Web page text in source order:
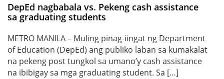
DepEd nagbabala vs. Pekeng cash assistance
sa graduating students
METRO MANILA – Muling pinag-iingat ng Department
of Education (DepEd) ang publiko laban sa kumakalat
na pekeng post tungkol sa umano’y cash assistance
na ibibigay sa mga graduating student. Sa […]